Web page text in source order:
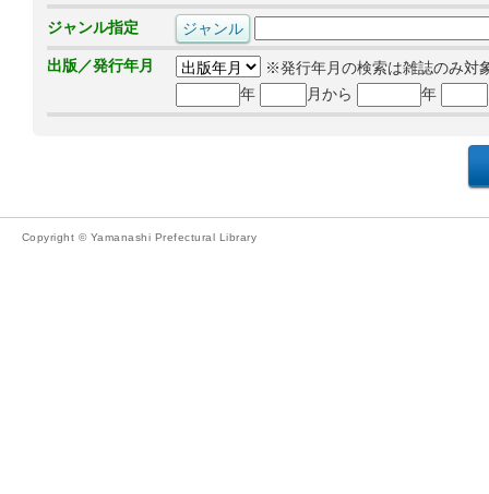
ジャンル指定
出版／発行年月
※発行年月の検索は雑誌のみ対
年
月から 年
Copyright © Yamanashi Prefectural Library